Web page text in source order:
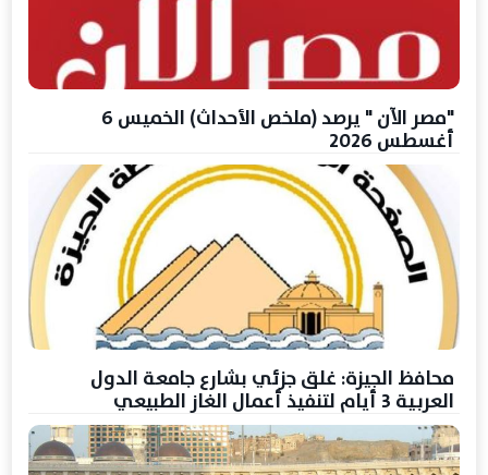
"مصر الآن " يرصد (ملخص الأحداث) الخميس 6
أغسطس 2026
محافظ الجيزة: غلق جزئي بشارع جامعة الدول
العربية 3 أيام لتنفيذ أعمال الغاز الطبيعي